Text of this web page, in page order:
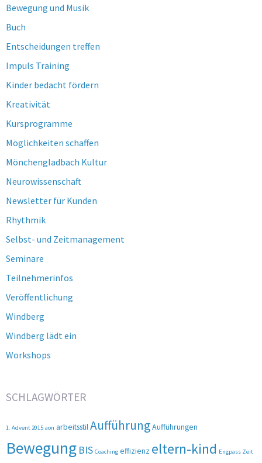
Bewegung und Musik
Buch
Entscheidungen treffen
Impuls Training
Kinder bedacht fördern
Kreativität
Kursprogramme
Möglichkeiten schaffen
Mönchengladbach Kultur
Neurowissenschaft
Newsletter für Kunden
Rhythmik
Selbst- und Zeitmanagement
Seminare
Teilnehmerinfos
Veröffentlichung
Windberg
Windberg lädt ein
Workshops
SCHLAGWÖRTER
1. Advent 2015 aon arbeitsstilAufführungAufführungen
Bewegung BIS Coaching effizienz eltern-kind Engpass Zeit